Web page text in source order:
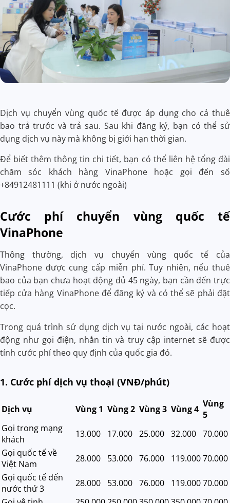
Dịch vụ chuyển vùng quốc tế được áp dụng cho cả thuê
bao trả trước và trả sau. Sau khi đăng ký, bạn có thể sử
dụng dịch vụ này mà không bị giới hạn thời gian.
Để biết thêm thông tin chi tiết, bạn có thể liên hệ tổng đài
chăm sóc khách hàng VinaPhone hoặc gọi đến số
+84912481111 (khi ở nước ngoài)
Cước phí chuyển vùng quốc tế
VinaPhone
Thông thường, dịch vụ chuyển vùng quốc tế của
VinaPhone được cung cấp miễn phí. Tuy nhiên, nếu thuê
bao của bạn chưa hoạt động đủ 45 ngày, bạn cần đến trực
tiếp cửa hàng VinaPhone để đăng ký và có thể sẽ phải đặt
cọc.
Trong quá trình sử dụng dịch vụ tại nước ngoài, các hoạt
động như gọi điện, nhắn tin và truy cập internet sẽ được
tính cước phí theo quy định của quốc gia đó.
1. Cước phí dịch vụ thoại (VNĐ/phút)
Dịch vụ Vùng 1 Vùng 2 Vùng 3 Vùng 4 Vùng
5
Gọi trong mạng
khách
13.000 17.000 25.000 32.000 70.000
Gọi quốc tế về
Việt Nam
28.000 53.000 76.000 119.00070.000
Gọi quốc tế đến
nước thứ 3
28.000 53.000 76.000 119.00070.000